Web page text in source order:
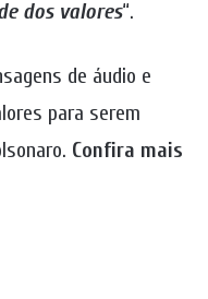
dos valores“.
de áudio e
para serem
Confira mais